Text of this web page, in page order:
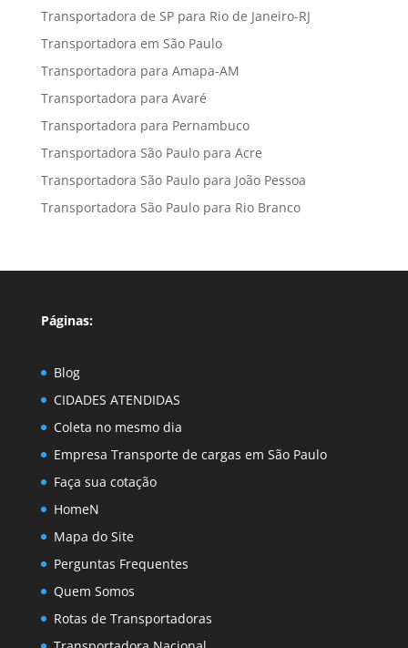
Transportadora de SP para Rio de Janeiro-RJ
Transportadora em São Paulo
Transportadora para Amapa-AM
Transportadora para Avaré
Transportadora para Pernambuco
Transportadora São Paulo para Acre
Transportadora São Paulo para João Pessoa
Transportadora São Paulo para Rio Branco
Páginas:
Blog
CIDADES ATENDIDAS
Coleta no mesmo dia
Empresa Transporte de cargas em São Paulo
Faça sua cotação
HomeN
Mapa do Site
Perguntas Frequentes
Quem Somos
Rotas de Transportadoras